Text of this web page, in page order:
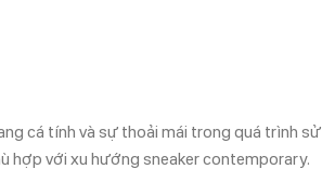
cá tính và sự thoải mái trong quá trình sử
hợp với xu hướng sneaker contemporary.